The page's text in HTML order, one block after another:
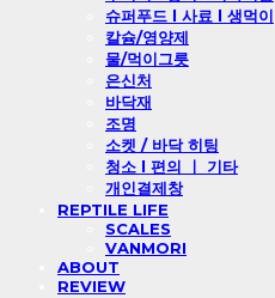
슈퍼푸드 l 사료 l 생먹이
칼슘/영양제
물/먹이그릇
은신처
바닥재
조명
소켓 / 바닥 히팅
청소 l 편의 ㅣ 기타
개인결제창
REPTILE LIFE
SCALES
VANMORI
ABOUT
REVIEW